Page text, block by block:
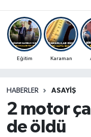
Eğitim Karaman
HABERLER ASAYIŞ
2 motor
de öldü
Güncel
Spor Haberleri
Ulusal Haberler
Vefat Edenler